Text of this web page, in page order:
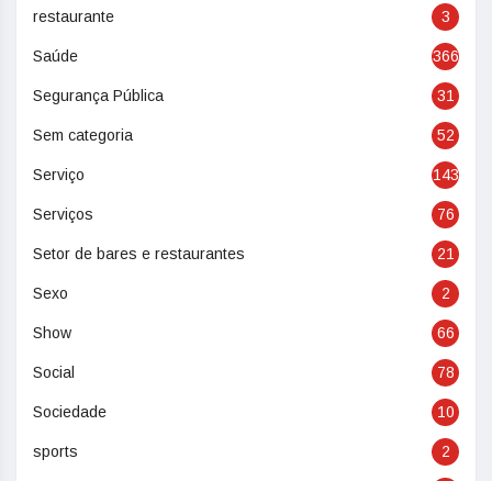
restaurante 3
Saúde 366
Segurança Pública 31
Sem categoria 52
Serviço 143
Serviços 76
Setor de bares e restaurantes 21
Sexo 2
Show 66
Social 78
Sociedade 10
sports 2